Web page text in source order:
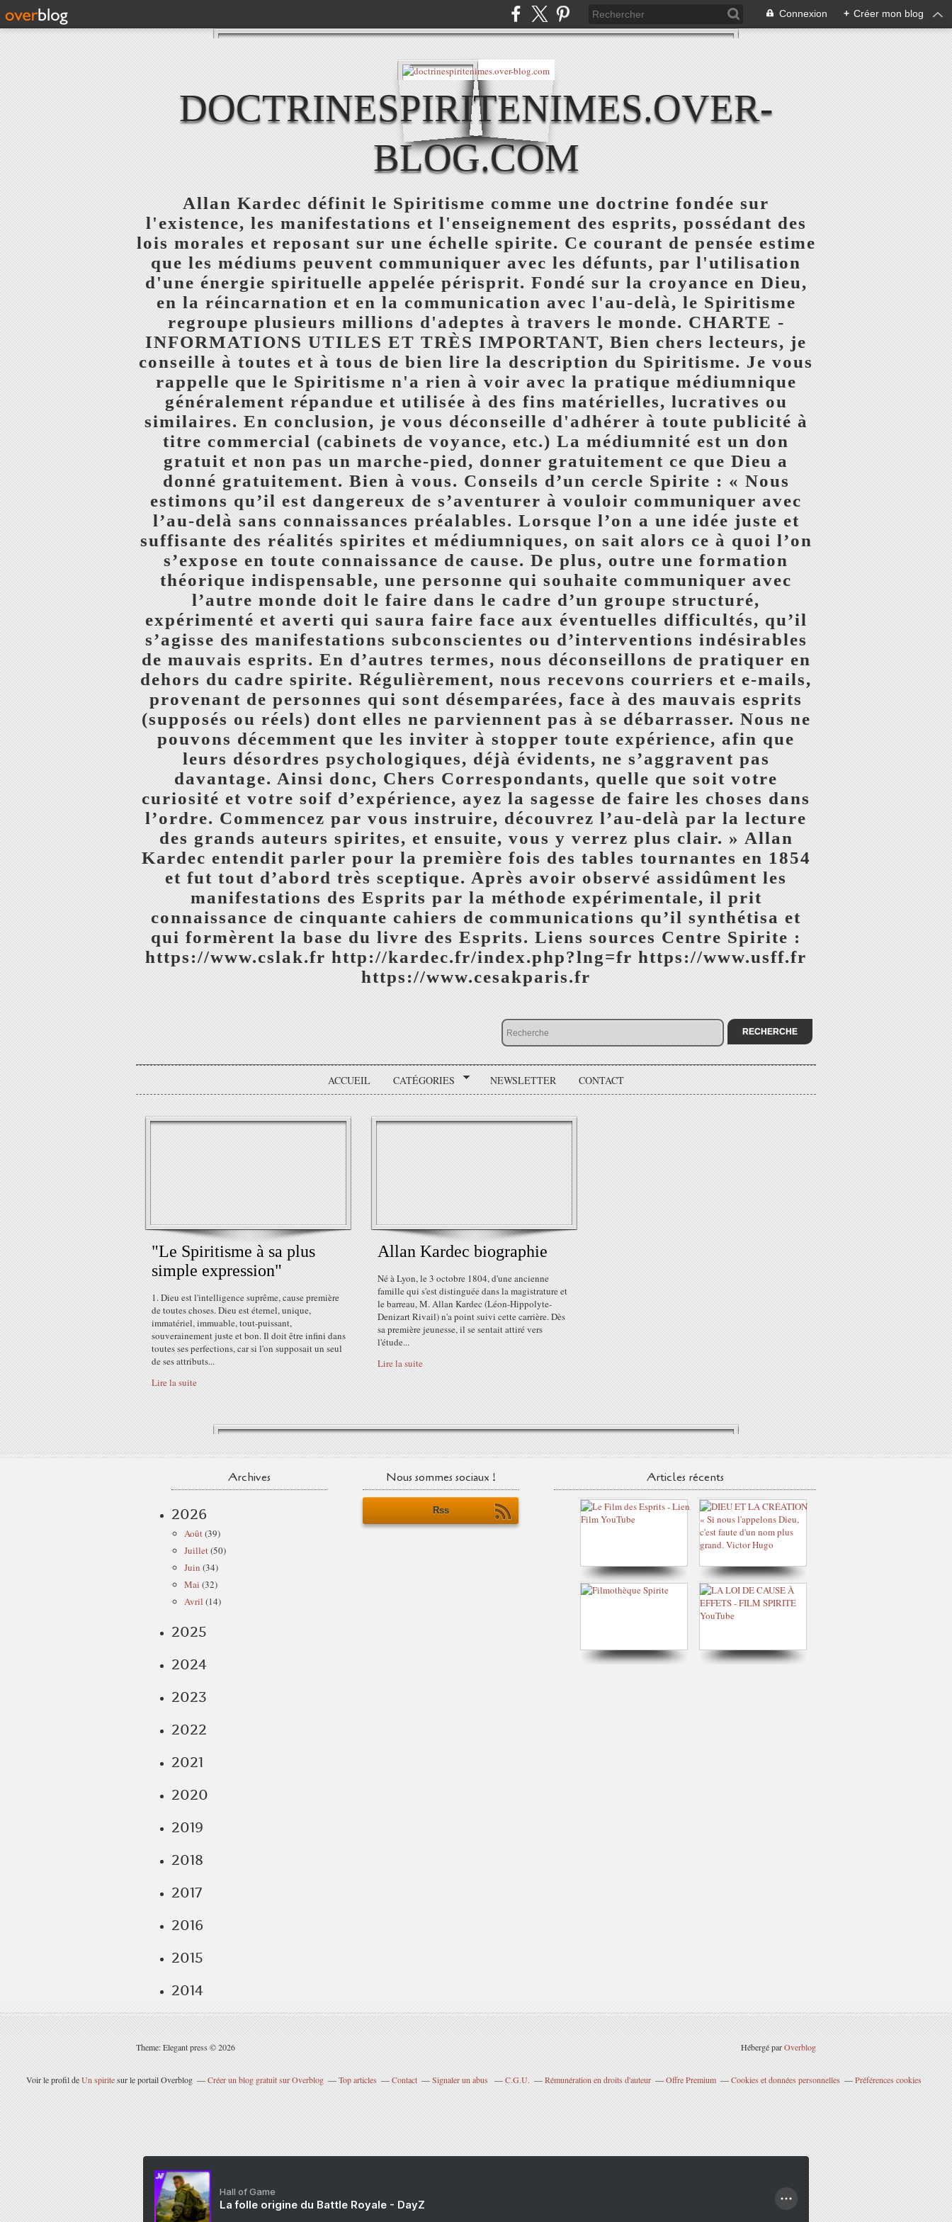
Connexion + Créer mon blog
DOCTRINESPIRITENIMES.OVER-
BLOG.COM
Allan Kardec définit le Spiritisme comme une doctrine fondée sur
l'existence, les manifestations et l'enseignement des esprits, possédant des
lois morales et reposant sur une échelle spirite. Ce courant de pensée estime
que les médiums peuvent communiquer avec les défunts, par l'utilisation
d'une énergie spirituelle appelée périsprit. Fondé sur la croyance en Dieu,
en la réincarnation et en la communication avec l'au-delà, le Spiritisme
regroupe plusieurs millions d'adeptes à travers le monde. CHARTE -
INFORMATIONS UTILES ET TRÈS IMPORTANT, Bien chers lecteurs, je
conseille à toutes et à tous de bien lire la description du Spiritisme. Je vous
rappelle que le Spiritisme n'a rien à voir avec la pratique médiumnique
généralement répandue et utilisée à des fins matérielles, lucratives ou
similaires. En conclusion, je vous déconseille d'adhérer à toute publicité à
titre commercial (cabinets de voyance, etc.) La médiumnité est un don
gratuit et non pas un marche-pied, donner gratuitement ce que Dieu a
donné gratuitement. Bien à vous. Conseils d’un cercle Spirite : « Nous
estimons qu’il est dangereux de s’aventurer à vouloir communiquer avec
l’au-delà sans connaissances préalables. Lorsque l’on a une idée juste et
suffisante des réalités spirites et médiumniques, on sait alors ce à quoi l’on
s’expose en toute connaissance de cause. De plus, outre une formation
théorique indispensable, une personne qui souhaite communiquer avec
l’autre monde doit le faire dans le cadre d’un groupe structuré,
expérimenté et averti qui saura faire face aux éventuelles difficultés, qu’il
s’agisse des manifestations subconscientes ou d’interventions indésirables
de mauvais esprits. En d’autres termes, nous déconseillons de pratiquer en
dehors du cadre spirite. Régulièrement, nous recevons courriers et e-mails,
provenant de personnes qui sont désemparées, face à des mauvais esprits
(supposés ou réels) dont elles ne parviennent pas à se débarrasser. Nous ne
pouvons décemment que les inviter à stopper toute expérience, afin que
leurs désordres psychologiques, déjà évidents, ne s’aggravent pas
davantage. Ainsi donc, Chers Correspondants, quelle que soit votre
curiosité et votre soif d’expérience, ayez la sagesse de faire les choses dans
l’ordre. Commencez par vous instruire, découvrez l’au-delà par la lecture
des grands auteurs spirites, et ensuite, vous y verrez plus clair. » Allan
Kardec entendit parler pour la première fois des tables tournantes en 1854
et fut tout d’abord très sceptique. Après avoir observé assidûment les
manifestations des Esprits par la méthode expérimentale, il prit
connaissance de cinquante cahiers de communications qu’il synthétisa et
qui formèrent la base du livre des Esprits. Liens sources Centre Spirite :
https://www.cslak.fr http://kardec.fr/index.php?lng=fr https://www.usff.fr
https://www.cesakparis.fr
ACCUEIL CATÉGORIES NEWSLETTER CONTACT
"Le Spiritisme à sa plus
simple expression"
1. Dieu est l'intelligence suprême, cause première
de toutes choses. Dieu est éternel, unique,
immatériel, immuable, tout-puissant,
souverainement juste et bon. Il doit être infini dans
toutes ses perfections, car si l'on supposait un seul
de ses attributs...
Lire la suite
Allan Kardec biographie
Né à Lyon, le 3 octobre 1804, d'une ancienne
famille qui s'est distinguée dans la magistrature et
le barreau, M. Allan Kardec (Léon-Hippolyte-
Denizart Rivail) n'a point suivi cette carrière. Dès
sa première jeunesse, il se sentait attiré vers
l'étude...
Lire la suite
Archives
2026
Août(39)
Juillet(50)
Juin (34)
Mai (32)
Avril (14)
2025
2024
2023
2022
2021
2020
2019
2018
2017
2016
2015
2014
Nous sommes sociaux !
Rss
Articles récents
Theme: Elegant press © 2026 Hébergé parOverblog
Voir le profil deUn spiritesur le portail Overblog Créer un blog gratuit sur Overblog Top articles Contact Signaler un abus C.G.U. Rémunération en droits d'auteur Offre Premium Cookies et données personnelles Préférences cookies
Hall of Game
La folle origine du Battle Royale - DayZ